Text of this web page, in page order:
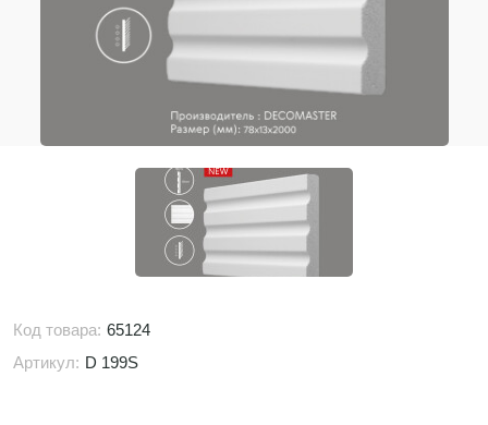
Код товара: 65124
Артикул: D 199S